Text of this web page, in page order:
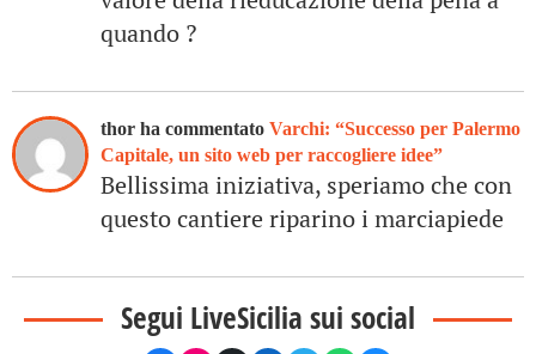
quando ?
thor ha commentato Varchi: “Successo per Palermo
Capitale, un sito web per raccogliere idee”
Bellissima iniziativa, speriamo che con
questo cantiere riparino i marciapiede
Segui LiveSicilia sui social